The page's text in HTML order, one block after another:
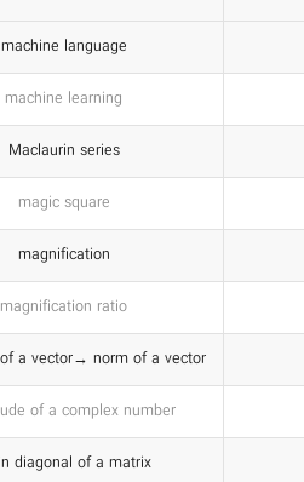
machine language
machine learning
Maclaurin series
magic square
magnification
magnification ratio
a vector→ norm of a vector
of a complex number
diagonal of a matrix